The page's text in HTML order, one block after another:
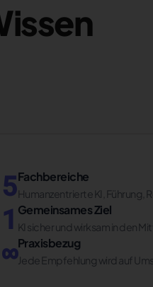
5Fachbereiche
Humanzentrierte KI, Führung,
1 Gemeinsames Ziel
KI sicher und wirksam in den
∞Praxisbezug
Jede Empfehlung wird auf